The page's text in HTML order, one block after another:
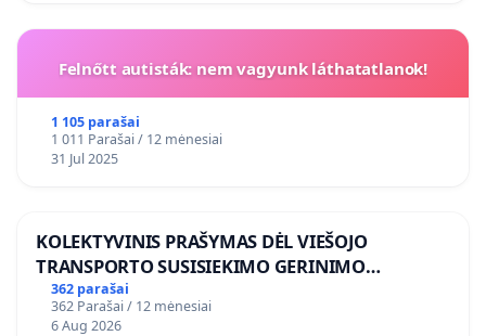
Felnőtt autisták: nem vagyunk láthatatlanok!
1 105 parašai
1 011 Parašai / 12 mėnesiai
31 Jul 2025
KOLEKTYVINIS PRAŠYMAS DĖL VIEŠOJO
TRANSPORTO SUSISIEKIMO GERINIMO
VOSYLIUKŲ KAIME
362 parašai
362 Parašai / 12 mėnesiai
6 Aug 2026